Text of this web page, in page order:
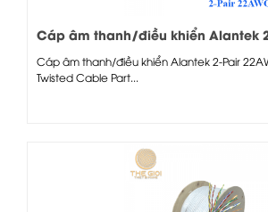
Cáp âm thanh/điều khiển Alantek
Cáp âm thanh/điều khiển Alantek 2-Pair
Twisted Cable Part...